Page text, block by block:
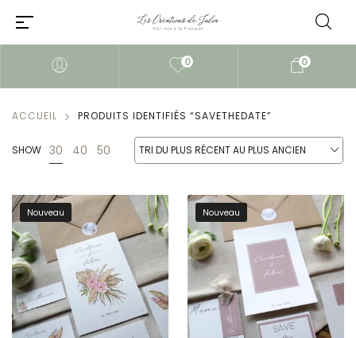
0 0
ACCUEIL PRODUITS IDENTIFIÉS “SAVETHEDATE”
SHOW 30 40 50 TRI DU PLUS RÉCENT AU PLUS ANCIEN
Nouveau Nouveau